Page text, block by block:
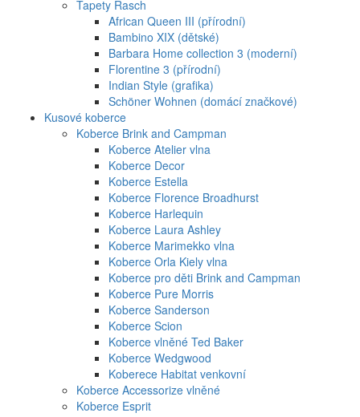
Tapety Rasch
African Queen III (přírodní)
Bambino XIX (dětské)
Barbara Home collection 3 (moderní)
Florentine 3 (přírodní)
Indian Style (grafika)
Schöner Wohnen (domácí značkové)
Kusové koberce
Koberce Brink and Campman
Koberce Atelier vlna
Koberce Decor
Koberce Estella
Koberce Florence Broadhurst
Koberce Harlequin
Koberce Laura Ashley
Koberce Marimekko vlna
Koberce Orla Kiely vlna
Koberce pro děti Brink and Campman
Koberce Pure Morris
Koberce Sanderson
Koberce Scion
Koberce vlněné Ted Baker
Koberce Wedgwood
Koberece Habitat venkovní
Koberce Accessorize vlněné
Koberce Esprit